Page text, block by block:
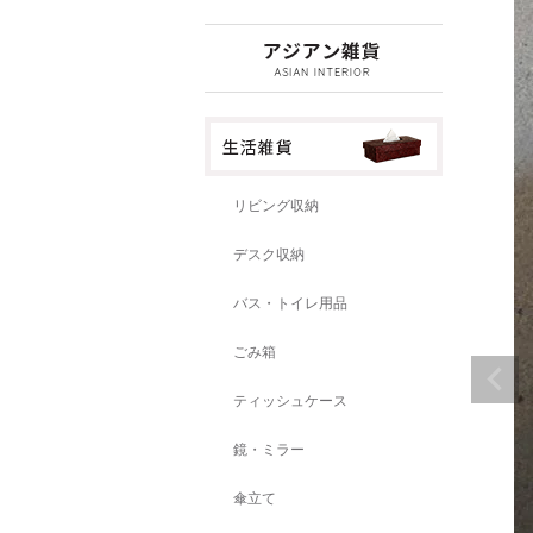
リビング収納
デスク収納
バス・トイレ用品
ごみ箱
ティッシュケース
鏡・ミラー
傘立て